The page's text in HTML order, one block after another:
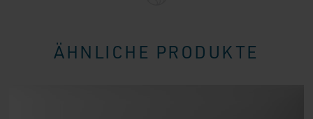
ÄHNLICHE PRODUKTE